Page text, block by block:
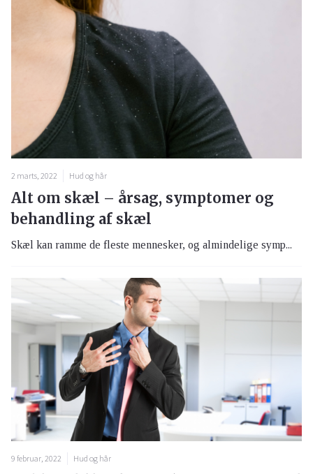
2 marts, 2022 Hud og hår
Alt om skæl – årsag, symptomer og
behandling af skæl
Skæl kan ramme de fleste mennesker, og almindelige symp...
9 februar, 2022 Hud og hår